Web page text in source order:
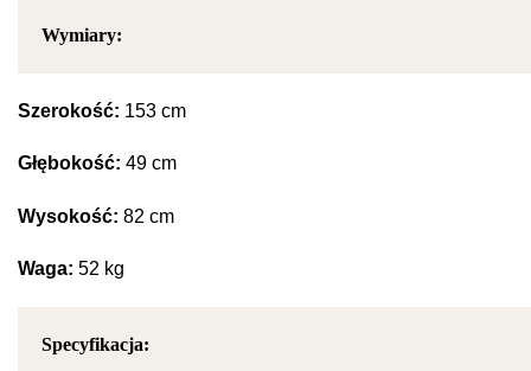
Wymiary:
Szerokość: 153 cm
Głębokość: 49 cm
Wysokość: 82 cm
Waga: 52 kg
Specyfikacja: